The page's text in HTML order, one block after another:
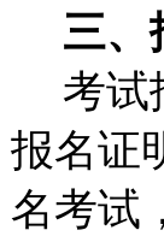
三、
考试
报名证
名考试